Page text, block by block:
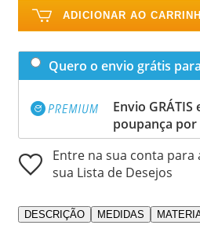
ADICIONAR AO
Quero o envio grátis
Envio GRÁTIS
poupança por
Entre na sua conta
sua Lista de Desejos
DESCRIÇÃO MEDIDAS